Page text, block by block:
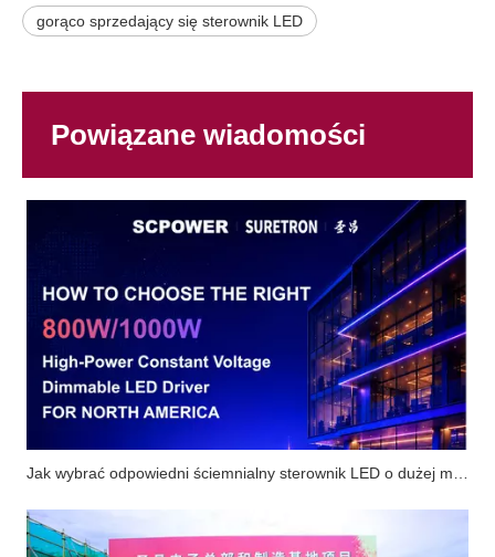
gorąco sprzedający się sterownik LED
Powiązane wiadomości